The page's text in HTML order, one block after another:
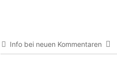
Info bei neuen Kommentaren